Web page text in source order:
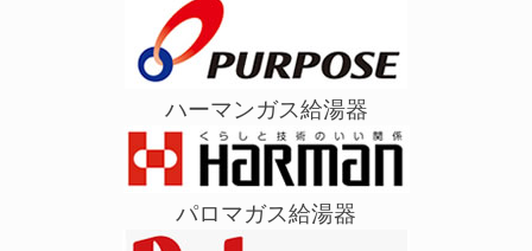
ハーマンガス給湯器
パロマガス給湯器